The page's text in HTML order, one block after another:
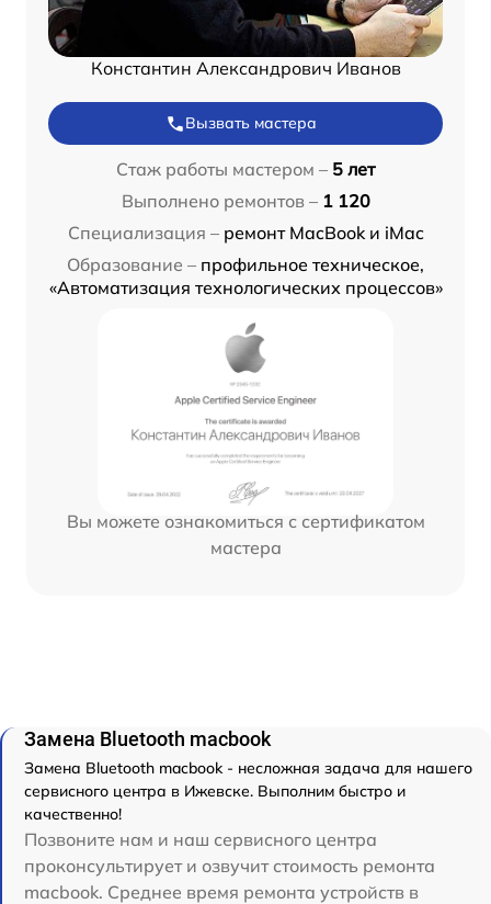
Константин Александрович Иванов
Вызвать мастера
Стаж работы мастером – 5 лет
Выполнено ремонтов – 1 120
Специализация – ремонт MacBook и iMac
Образование – профильное техническое,
«Автоматизация технологических процессов»
Вы можете ознакомиться с сертификатом
мастера
Замена Bluetooth macbook
Замена Bluetooth macbook - несложная задача для нашего
сервисного центра в Ижевске. Выполним быстро и
качественно!
Позвоните нам и наш сервисного центра
проконсультирует и озвучит стоимость ремонта
macbook. Среднее время ремонта устройств в